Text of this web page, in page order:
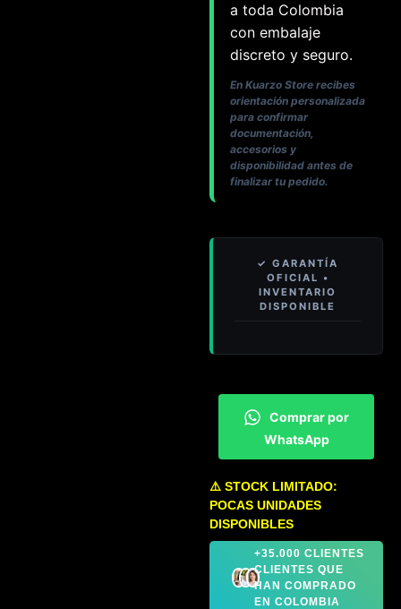
a toda Colombia
con embalaje
discreto y seguro.
En Kuarzo Store recibes
orientación personalizada
para confirmar
documentación,
accesorios y
disponibilidad antes de
finalizar tu pedido.
Comprar por
WhatsApp
⚠️ STOCK LIMITADO:
POCAS UNIDADES
DISPONIBLES
+35.000 CLIENTES
CLIENTES QUE
HAN COMPRADO
EN COLOMBIA